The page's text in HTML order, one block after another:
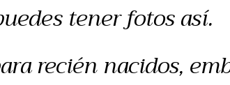
tener fotos así.
recién nacidos,